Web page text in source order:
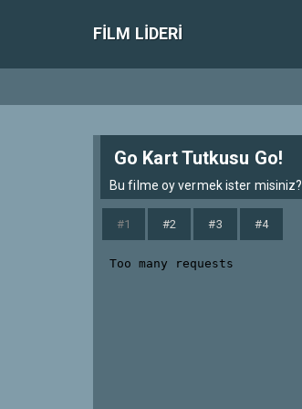
FILM LIDERI
Go Kart Tutkusu Go!
Bu filme oy vermek ister misiniz?
#1 #2 #3 #4